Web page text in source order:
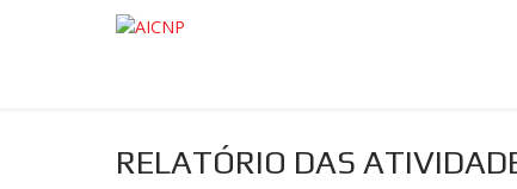
RELATÓRIO DAS